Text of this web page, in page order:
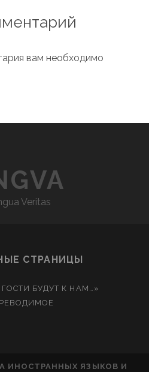
вам необходимо
Veritas
СТРАНИЦЫ
БУДУТ К НАМ…»
ИНОСТРАННЫХ ЯЗЫКОВ И